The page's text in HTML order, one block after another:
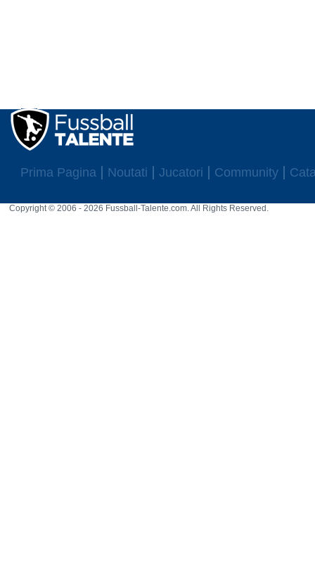
Prima Pagina Noutati Jucatori Community
Copyright © 2006 - 2026 Fussball-Talente.com. All Rights Reserved.